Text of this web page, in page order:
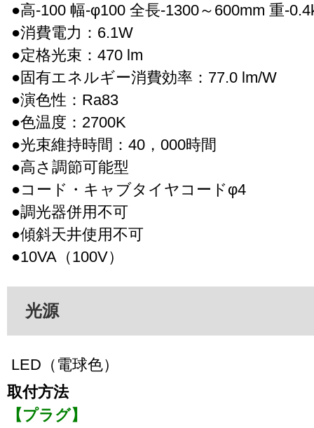
●高-100 幅-φ100 全長-1300～600mm 重-
●消費電力：6.1W
●定格光束：470 lm
●固有エネルギー消費効率：77.0 lm/W
●演色性：Ra83
●色温度：2700K
●光束維持時間：40，000時間
●高さ調節可能型
●コード・キャブタイヤコードφ4
●調光器併用不可
●傾斜天井使用不可
●10VA（100V）
光源
LED（電球色）
取付方法
【プラグ】